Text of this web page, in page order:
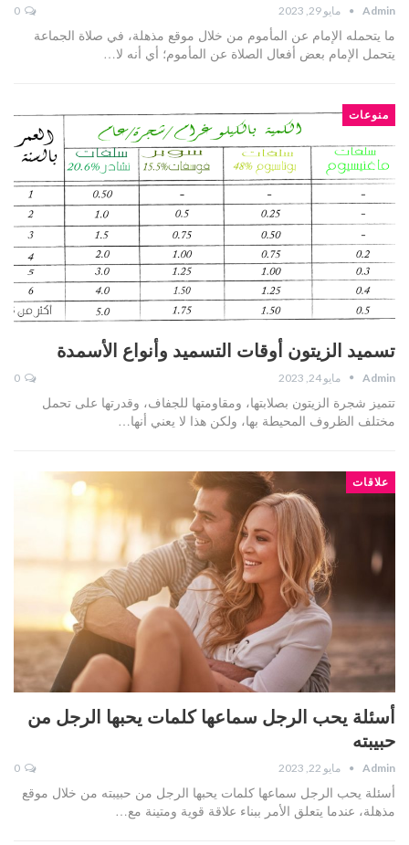
Admin مايو 29, 2023
ما يتحمله الإمام عن المأموم من خلال موقع مذهلة، في صلاة الجماعة
يتحمل الإمام بعض أفعال الصلاة عن المأموم؛ أي أنه لا…
منوعات
تسميد الزيتون أوقات التسميد وأنواع الأسمدة
Admin مايو 24, 2023
تتميز شجرة الزيتون بصلابتها، ومقاومتها للجفاف، وقدرتها على تحمل
مختلف الظروف المحيطة بها، ولكن هذا لا يعني أنها…
علاقات
أسئلة يحب الرجل سماعها كلمات يحبها الرجل من
حبيبته
Admin مايو 22, 2023
أسئلة يحب الرجل سماعها كلمات يحبها الرجل من حبيبته من خلال موقع
مذهلة، عندما يتعلق الأمر ببناء علاقة قوية ومتينة مع…